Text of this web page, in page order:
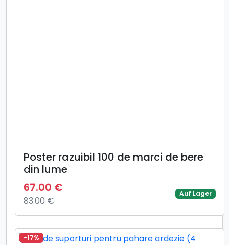
Poster razuibil 100 de marci de bere
din lume
67.00 €
83.00 €
Auf Lager
-17%